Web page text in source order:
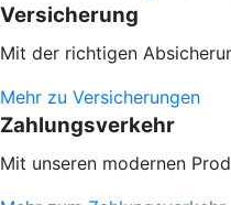
Versicherung
Mit der richtigen
Mehr zu Versicherungen
Zahlungsverkehr
Mit unseren modernen